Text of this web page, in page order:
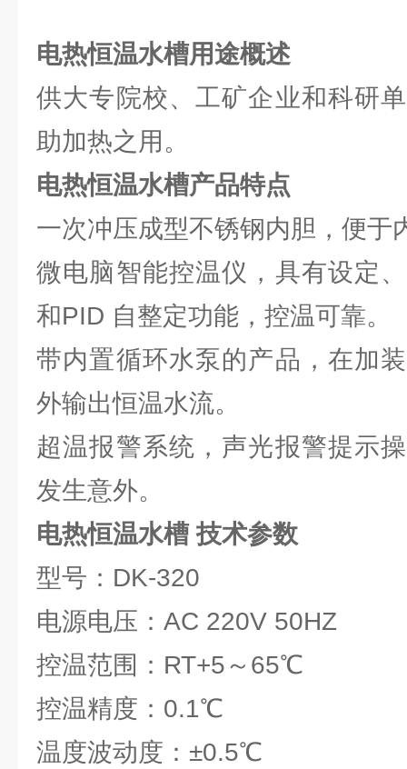
电热恒温水槽用途概述
供大专院校、工矿企业和科研
助加热之用。
电热恒温水槽产品特点
一次冲压成型不锈钢内胆，便于
微电脑智能控温仪，具有设定
和PID 自整定功能，控温可靠。
带内置循环水泵的产品，在加
外输出恒温水流。
超温报警系统，声光报警提示
发生意外。
电热恒温水槽 技术参数
型号：DK-320
电源电压：AC 220V 50HZ
控温范围：RT+5～65℃
控温精度：0.1℃
温度波动度：±0.5℃